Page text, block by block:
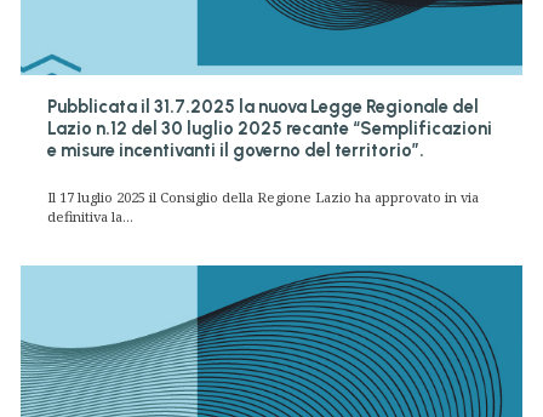
Pubblicata il 31.7.2025 la nuova Legge Regionale del
Lazio n.12 del 30 luglio 2025 recante “Semplificazioni
e misure incentivanti il governo del territorio”.
Il 17 luglio 2025 il Consiglio della Regione Lazio ha approvato in via
definitiva la...